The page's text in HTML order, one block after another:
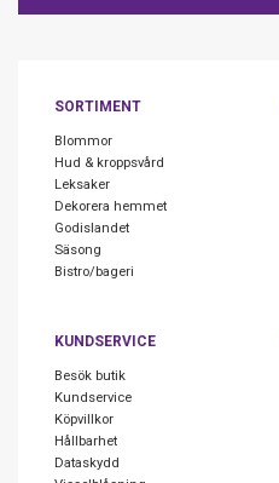
SORTIMENT
Blommor
Hud & kroppsvård
Leksaker
Dekorera hemmet
Godislandet
Säsong
Bistro/bageri
KUNDSERVICE
Besök butik
Kundservice
Köpvillkor
Hållbarhet
Dataskydd